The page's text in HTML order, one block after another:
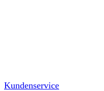
Kundenservice